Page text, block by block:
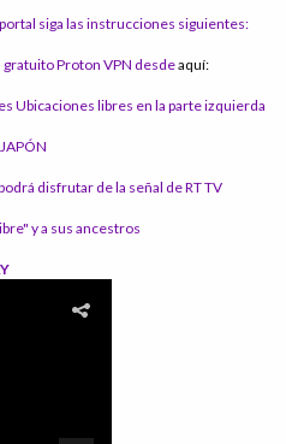
siga las instrucciones siguientes:
Proton VPN desdeaquí:
Ubicaciones libres en la parte izquierda
disfrutar de la señal de RT TV
y a sus ancestros